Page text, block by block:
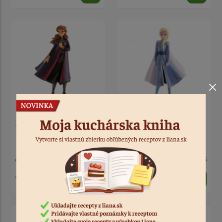
Frozen Anna
Kód: 12818
7,90 €
Frozen Elza
2 ks Kód: 386
7,30 €